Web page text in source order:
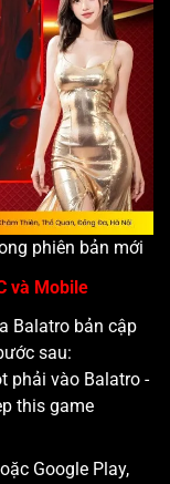
phiên bản mới
và Mobile
Balatro bản cập
sau:
phải vào Balatro -
this game
Google Play,